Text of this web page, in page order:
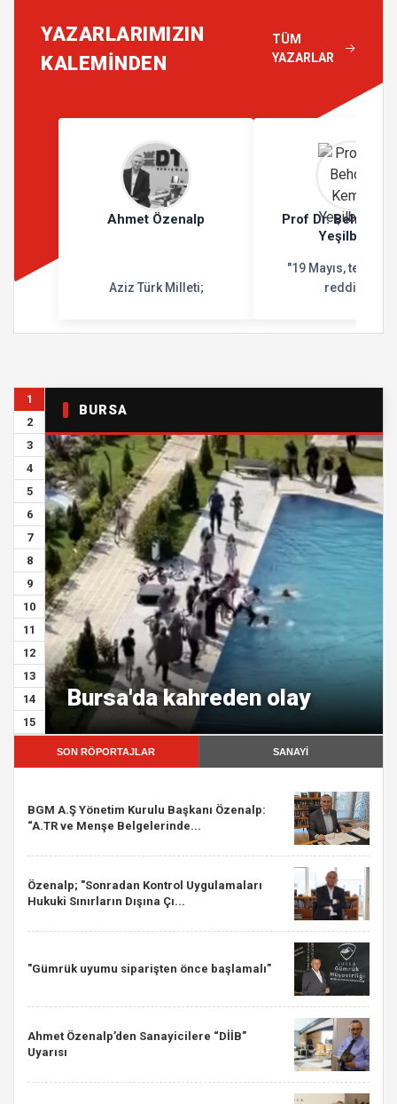
YAZARLARIMIZIN
KALEMİNDEN
TÜM
YAZARLAR
Ahmet Özenalp
Aziz Türk Milleti;
Prof Dr. Behçet
Yeşilbursa
"19 Mayıs,
reddidir"
1
2
3
4
5
6
7
8
9
10
11
12
13
14
15
BURSA
Bursa'da kahreden olay
SON RÖPORTAJLAR SANAYİ
BGM A.Ş Yönetim Kurulu Başkanı Özenalp:
“A.TR ve Menşe Belgelerinde...
Özenalp; "Sonradan Kontrol Uygulamaları
Hukuki Sınırların Dışına Çı...
"Gümrük uyumu siparişten önce başlamalı”
Ahmet Özenalp’den Sanayicilere “DİİB”
Uyarısı